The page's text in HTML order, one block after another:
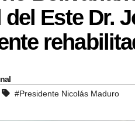
Este Dr.
#Presidente Nicolás Maduro